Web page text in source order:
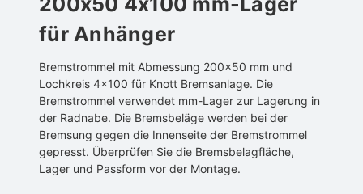
für Anhänger
Bremstrommel mit Abmessung 200x50 mm und
Lochkreis 4x100 für Knott Bremsanlage. Die
Bremstrommel verwendet mm-Lager zur Lagerung in
der Radnabe. Die Bremsbeläge werden bei der
Bremsung gegen die Innenseite der Bremstrommel
gepresst. Überprüfen Sie die Bremsbelagfläche,
Lager und Passform vor der Montage.